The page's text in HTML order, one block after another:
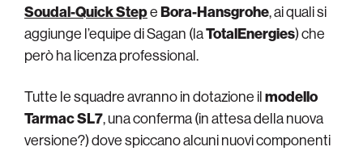
Soudal-Quick StepeBora-Hansgrohe, ai quali si
aggiunge l’equipe di Sagan (laTotalEnergies) che
però ha licenza professional.
Tutte le squadre avranno in dotazione ilmodello
Tarmac SL7, una conferma (in attesa della nuova
versione?) dove spiccano alcuni nuovi componenti